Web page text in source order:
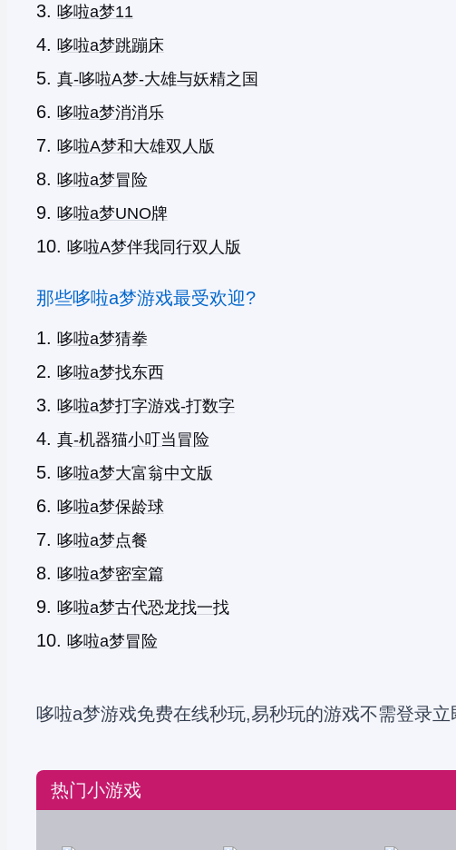
哆啦a梦11
哆啦a梦跳蹦床
真-哆啦A梦-大雄与妖精之国
哆啦a梦消消乐
哆啦A梦和大雄双人版
哆啦a梦冒险
哆啦a梦UNO牌
哆啦A梦伴我同行双人版
那些哆啦a梦游戏最受欢迎?
哆啦a梦猜拳
哆啦a梦找东西
哆啦a梦打字游戏-打数字
真-机器猫小叮当冒险
哆啦a梦大富翁中文版
哆啦a梦保龄球
哆啦a梦点餐
哆啦a梦密室篇
哆啦a梦古代恐龙找一找
哆啦a梦冒险
哆啦a梦游戏免费在线秒玩,易秒玩的游戏不需登录立
热门小游戏